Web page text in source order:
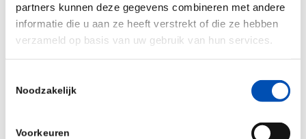
partners kunnen deze gegevens combineren met andere
informatie die u aan ze heeft verstrekt of die ze hebben
verzameld op basis van uw gebruik van hun services.
Noodzakelijk
Voorkeuren
Deel dit stuk